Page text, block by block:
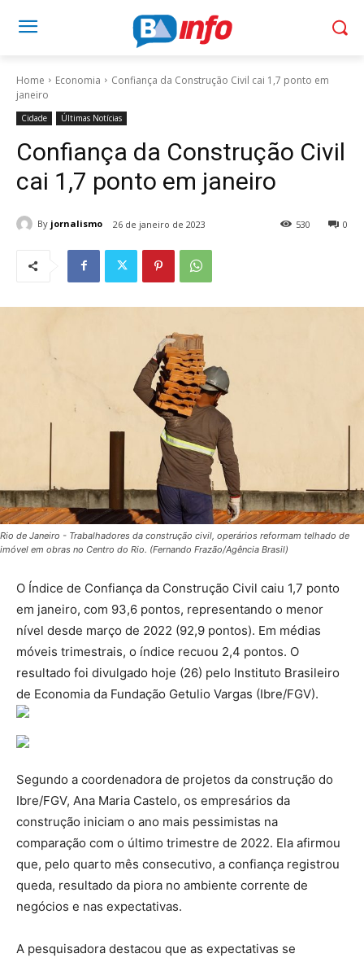
Home Economia
Confiança da Construção Civil cai 1,7 ponto em
janeiro
Cidade Últimas Notícias
Confiança da Construção Civil
cai 1,7 ponto em janeiro
By jornalismo 26 de janeiro de 2023 0
530
Rio de Janeiro - Trabalhadores da construção civil, operários reformam telhado de
imóvel em obras no Centro do Rio. (Fernando Frazão/Agência Brasil)
O Índice de Confiança da Construção Civil caiu 1,7 ponto
em janeiro, com 93,6 pontos, representando o menor
nível desde março de 2022 (92,9 pontos). Em médias
móveis trimestrais, o índice recuou 2,4 pontos. O
resultado foi divulgado hoje (26) pelo Instituto Brasileiro
de Economia da Fundação Getulio Vargas (Ibre/FGV).
Segundo a coordenadora de projetos da construção do
Ibre/FGV, Ana Maria Castelo, os empresários da
construção iniciam o ano mais pessimistas na
comparação com o último trimestre de 2022. Ela afirmou
que, pelo quarto mês consecutivo, a confiança registrou
queda, resultado da piora no ambiente corrente de
negócios e nas expectativas.
A pesquisadora destacou que as expectativas se